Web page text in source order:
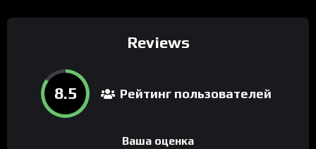
Reviews
8.5 Рейтинг пользователей
Ваша оценка